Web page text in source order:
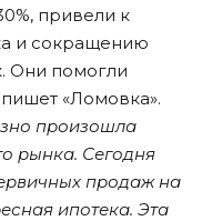
привели к
и сокращению
Они помогли
«Ломовка».
произошла
рынка. Сегодня
продаж на
ипотека. Эта